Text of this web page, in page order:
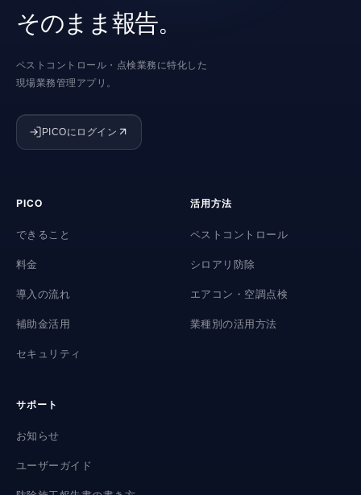
そのまま報告。
ペストコントロール・点検業務に特化した
現場業務管理アプリ。
PICOにログイン
PICO
できること
料金
導入の流れ
補助金活用
セキュリティ
活用方法
ペストコントロール
シロアリ防除
エアコン・空調点検
業種別の活用方法
サポート
お知らせ
ユーザーガイド